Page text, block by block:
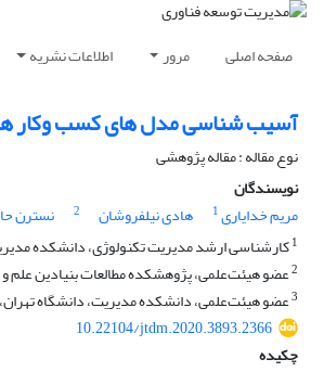
صفحه اصلی مرور اطلاعات نشریه
آسیب شناسی مدل های کسب وکار
نوع مقاله : مقاله پژوهشی
نویسندگان
مریم خدایاری1 هادی نیلفروشان 2 نسترن
1کارشناسی ارشد مدیریت تکنولوژی، دانشکده
2عضو هیئت‌علمی، پژوهشکده مطالعات بنیادین علم
3عضو هیئت‌علمی، دانشکده مدیریت، دانشگاه
10.22104/jtdm.2020.3893.2366
چکیده